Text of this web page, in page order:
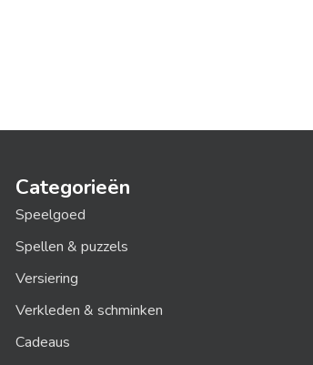
Categorieën
Speelgoed
Spellen & puzzels
Versiering
Verkleden & schminken
Cadeaus